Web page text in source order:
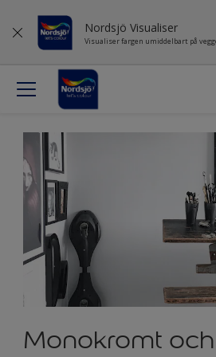
Nordsjö Visualiser
Visualiser fargen umiddelbart på
Monokromt